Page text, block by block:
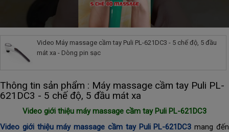
Video Máy massage cầm tay Puli PL-621DC3 - 5 chế độ, 5 đầu
mát xa - Dòng pin sạc
Thông tin sản phẩm : Máy massage cầm tay Puli PL-
621DC3 - 5 chế độ, 5 đầu mát xa
Video giới thiệu máy massage cầm tay Puli PL-621DC3
Video giới thiệu máy massage cầm tay Puli PL-621DC3 mang đến